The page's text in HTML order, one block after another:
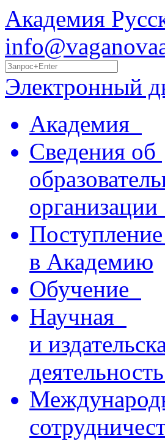
Академия
Электронный
Академия
Сведения об
организации
Поступление
в Академию
Обучение
Научная
и
деятельность